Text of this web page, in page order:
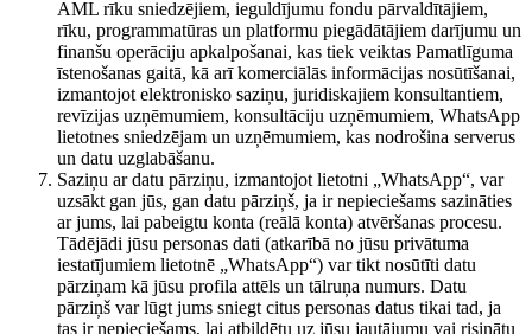
AML rīku sniedzējiem, ieguldījumu fondu pārvaldītājiem,
rīku, programmatūras un platformu piegādātājiem darījumu un
finanšu operāciju apkalpošanai, kas tiek veiktas Pamatlīguma
īstenošanas gaitā, kā arī komerciālās informācijas nosūtīšanai,
izmantojot elektronisko saziņu, juridiskajiem konsultantiem,
revīzijas uzņēmumiem, konsultāciju uzņēmumiem, WhatsApp
lietotnes sniedzējam un uzņēmumiem, kas nodrošina serverus
un datu uzglabāšanu.
Saziņu ar datu pārziņu, izmantojot lietotni „WhatsApp“, var
uzsākt gan jūs, gan datu pārziņš, ja ir nepieciešams sazināties
ar jums, lai pabeigtu konta (reālā konta) atvēršanas procesu.
Tādējādi jūsu personas dati (atkarībā no jūsu privātuma
iestatījumiem lietotnē „WhatsApp“) var tikt nosūtīti datu
pārziņam kā jūsu profila attēls un tālruņa numurs. Datu
pārziņš var lūgt jums sniegt citus personas datus tikai tad, ja
tas ir nepieciešams, lai atbildētu uz jūsu jautājumu vai risinātu